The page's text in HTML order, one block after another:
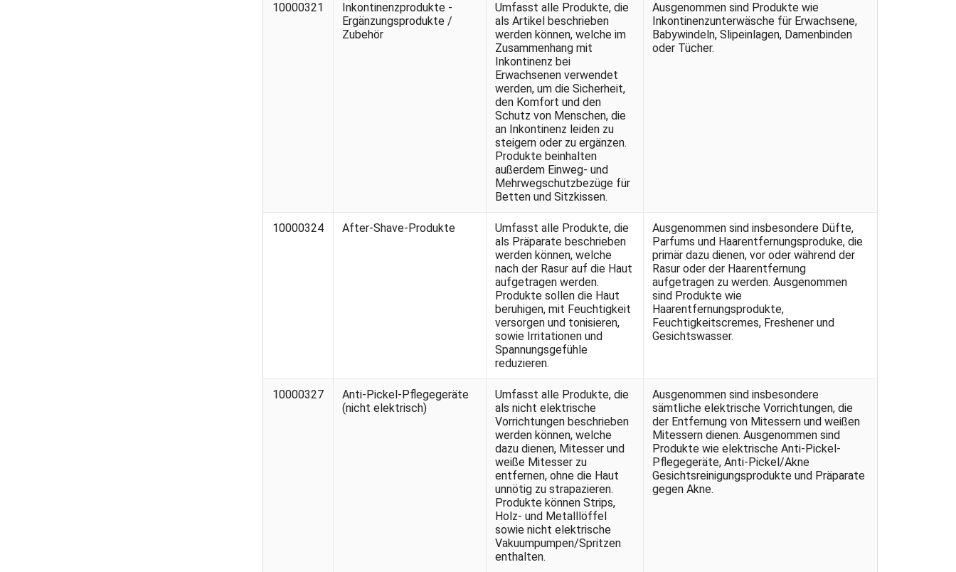
10000321
Inkontinenzprodukte -
Ergänzungsprodukte /
Zubehör
Umfasst alle Produkte, die
als Artikel beschrieben
werden können, welche im
Zusammenhang mit
Inkontinenz bei
Erwachsenen verwendet
werden, um die Sicherheit,
den Komfort und den
Schutz von Menschen, die
an Inkontinenz leiden zu
steigern oder zu ergänzen.
Produkte beinhalten
außerdem Einweg- und
Mehrwegschutzbezüge für
Betten und Sitzkissen.
Ausgenommen sind Produkte wie
Inkontinenzunterwäsche für Erwachsene,
Babywindeln, Slipeinlagen, Damenbinden
oder Tücher.
10000324 After-Shave-Produkte
Umfasst alle Produkte, die
als Präparate beschrieben
werden können, welche
nach der Rasur auf die Haut
aufgetragen werden.
Produkte sollen die Haut
beruhigen, mit Feuchtigkeit
versorgen und tonisieren,
sowie Irritationen und
Spannungsgefühle
reduzieren.
Ausgenommen sind insbesondere Düfte,
Parfums und Haarentfernungsproduke, die
primär dazu dienen, vor oder während der
Rasur oder der Haarentfernung
aufgetragen zu werden. Ausgenommen
sind Produkte wie
Haarentfernungsprodukte,
Feuchtigkeitscremes, Freshener und
Gesichtswasser.
10000327
Anti-Pickel-Pflegegeräte
(nicht elektrisch)
Umfasst alle Produkte, die
als nicht elektrische
Vorrichtungen beschrieben
werden können, welche
dazu dienen, Mitesser und
weiße Mitesser zu
entfernen, ohne die Haut
unnötig zu strapazieren.
Produkte können Strips,
Holz- und Metalllöffel
sowie nicht elektrische
Vakuumpumpen/Spritzen
enthalten.
Ausgenommen sind insbesondere
sämtliche elektrische Vorrichtungen, die
der Entfernung von Mitessern und weißen
Mitessern dienen. Ausgenommen sind
Produkte wie elektrische Anti-Pickel-
Pflegegeräte, Anti-Pickel/Akne
Gesichtsreinigungsprodukte und Präparate
gegen Akne.